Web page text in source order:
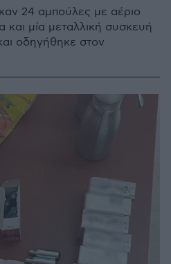
24 αμπούλες με αέριο
και μία μεταλλική συσκευή
οδηγήθηκε στον